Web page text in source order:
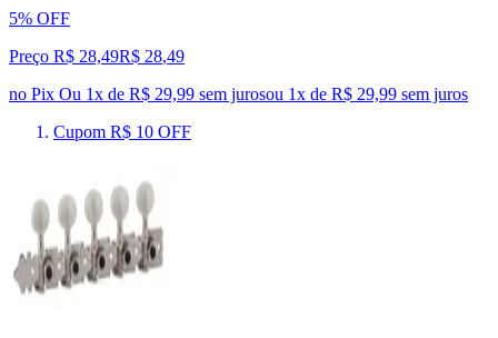
5% OFF
Preço R$ 28,49R$ 28,49
no Pix Ou 1x de R$ 29,99 sem jurosou 1x de R$ 29,99 sem juros
Cupom R$ 10 OFF